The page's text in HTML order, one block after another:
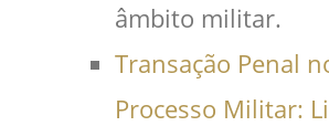
âmbito militar.
Transação Penal
Processo Militar: